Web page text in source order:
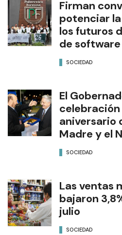
Firman
potenciar
los futuros
de software
SOCIEDAD
El
celebración
aniversario
Madre y el
SOCIEDAD
Las ventas
bajaron
julio
SOCIEDAD